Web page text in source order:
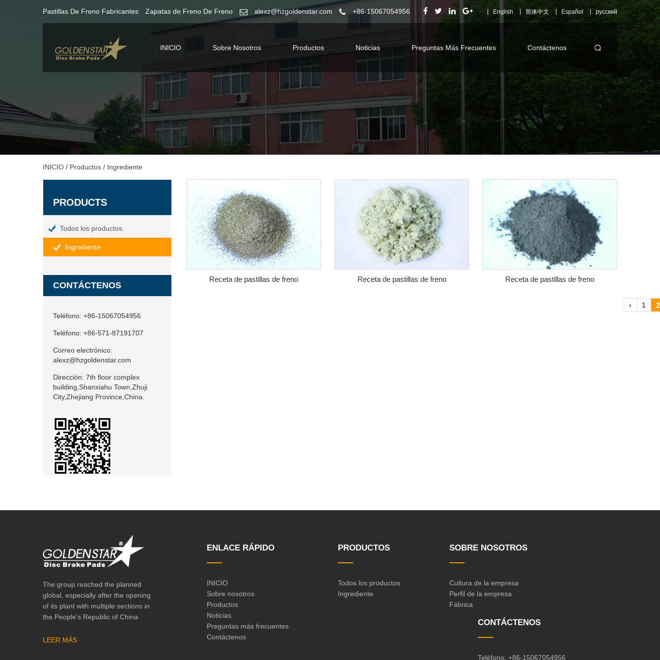
Pastillas De Freno Fabricantes Zapatas de Freno De Freno alexz@hzgoldenstar.com +86-15067054956 English 简体中文 Español русский
INICIO Sobre Nosotros Productos Noticias Preguntas Más Frecuentes Contáctenos
INICIO / Productos / Ingrediente
PRODUCTS
Todos los productos
Ingrediente
CONTÁCTENOS
Teléfono: +86-15067054956
Teléfono: +86-571-87191707
Correo electrónico:
alexz@hzgoldenstar.com
Dirección: 7th floor complex
building,Shanxiahu Town,Zhuji
City,Zhejiang Province,China.
Receta de pastillas de freno Receta de pastillas de freno Receta de pastillas de freno
‹ 1 2
The group reached the planned
global, especially after the opening
of its plant with multiple sections in
the People's Republic of China
LEER MÁS
ENLACE RÁPIDO
INICIO
Sobre nosotros
Productos
Noticias
Preguntas más frecuentes
Contáctenos
PRODUCTOS
Todos los productos
Ingrediente
SOBRE NOSOTROS
Cultura de la empresa
Perfil de la empresa
Fábrica
CONTÁCTENOS
Teléfono: +86-15067054956